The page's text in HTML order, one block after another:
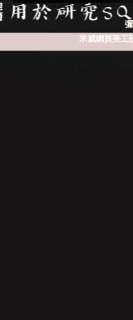
米威網頁美工